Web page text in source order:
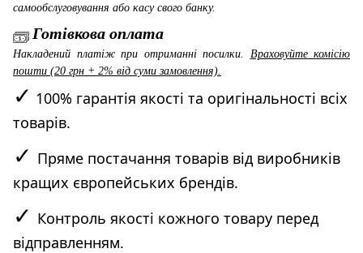
самообслуговування або касу свого банку.
Готівкова оплата
Накладений платіж при отриманні посилки. Враховуйте комісію
пошти (20 грн + 2% від суми замовлення).
✓ 100% гарантія якості та оригінальності всіх
товарів.
✓ Пряме постачання товарів від виробників
кращих європейських брендів.
✓ Контроль якості кожного товару перед
відправленням.